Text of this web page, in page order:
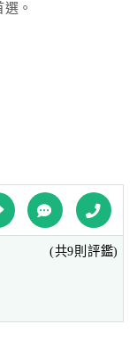
。
(共9則評鑑)